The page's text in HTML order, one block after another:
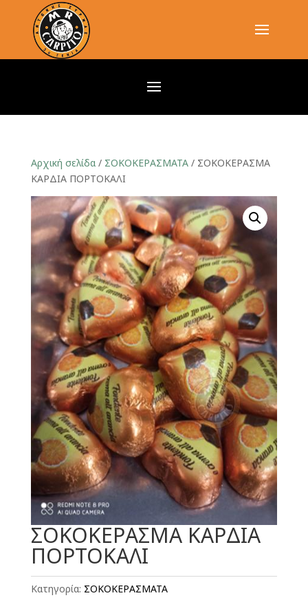
Αρχική σελίδα/ ΣΟΚΟΚΕΡΑΣΜΑΤΑ/ ΣΟΚΟΚΕΡΑΣΜΑ
ΚΑΡΔΙΑ ΠΟΡΤΟΚΑΛΙ
ΣΟΚΟΚΕΡΑΣΜΑ ΚΑΡΔΙΑ
ΠΟΡΤΟΚΑΛΙ
Κατηγορία: ΣΟΚΟΚΕΡΑΣΜΑΤΑ